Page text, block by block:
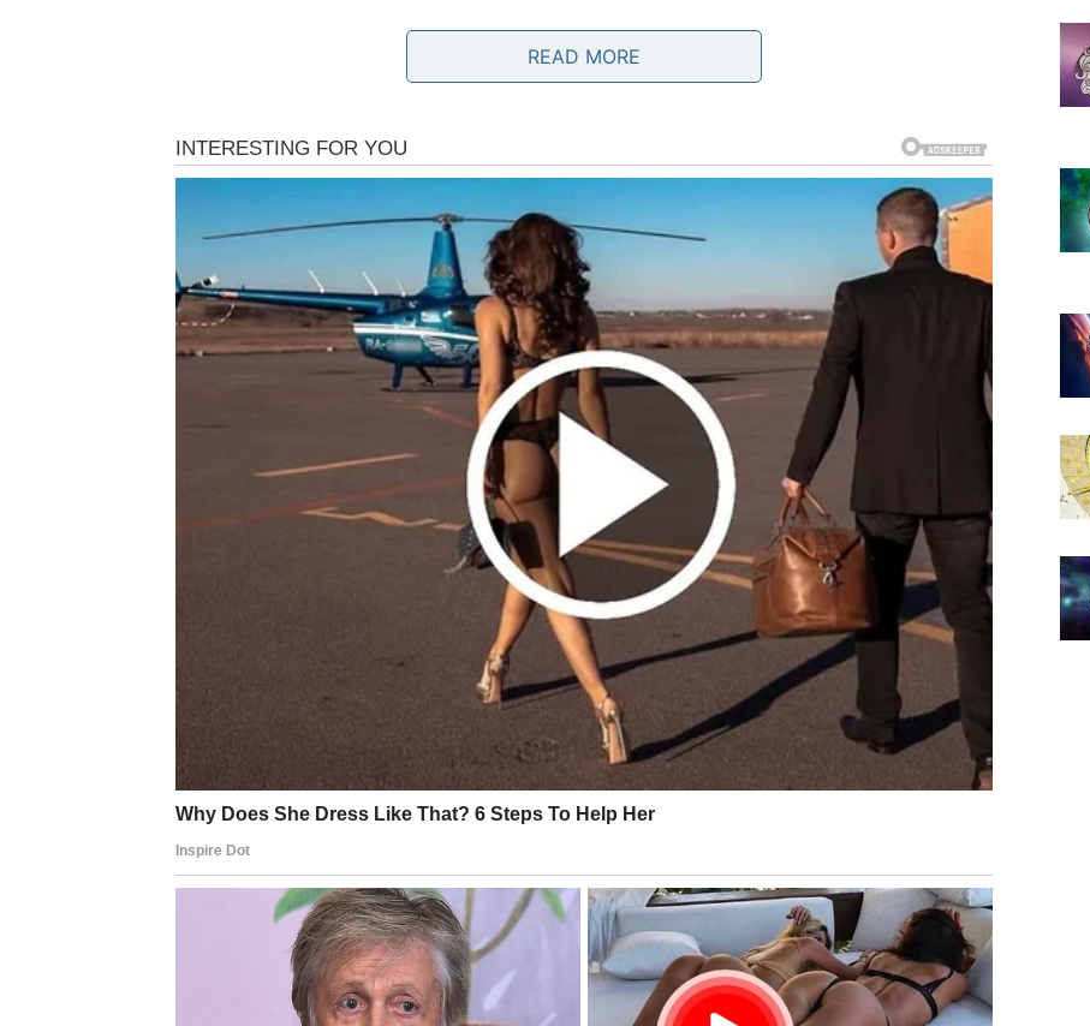
Ako je ljubav prava – sada se učvršćuje i prelazi na dublji nivo sigurnosti. Ako nije – vi dobijate
Ovo je faza kada birate sebe bez osećaja krivice.
POSAO I NOVAC – NAGRADA ZA TIHI RAD
Rak često radi u tišini. Ne hvalite se, ne gurate se u prvi plan, ali vaš trud nikada nije slučajan.
U narednim danima moguće su situacije koje donose priznanje:
dolazi finansijska stabilnost posle perioda nesigurnosti
završava se jedna briga vezana za novac
stiže prilika za nešto sigurnije i dugoročnije
Karma vas nagrađuje za lojalnost i odgovornost.
Ako ste razmišljali o promeni posla ili pravca – sada dobijate znak. Ne mora sve biti dramatično, ali
biće jasno.
KARMČKA LEKCIJA – PRESTANAK PREUZIMANJA
TUĐIH TERETA
READ MORE